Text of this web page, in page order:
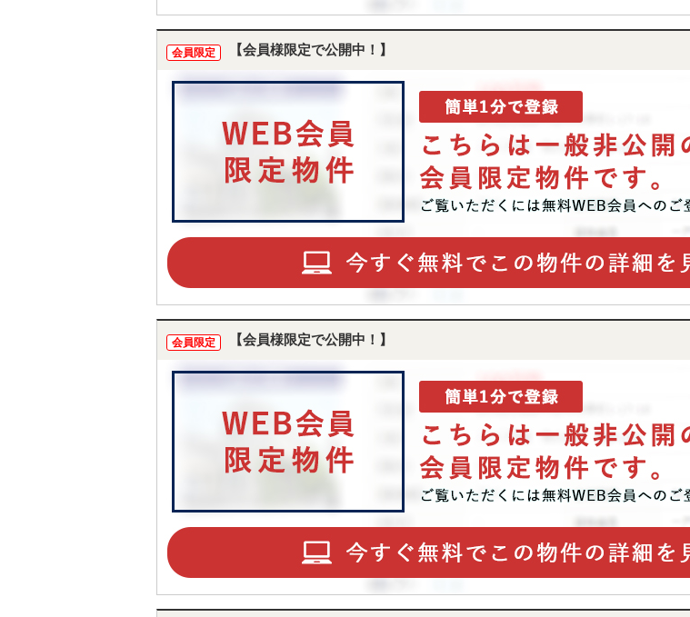
会員限定 【会員様限定で公開中！】
会員限定 【会員様限定で公開中！】